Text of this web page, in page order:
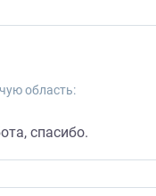
область:
спасибо.